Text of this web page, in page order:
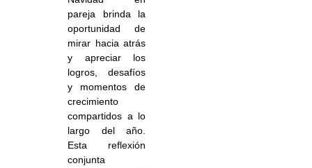
pareja brinda la
oportunidad de
mirar hacia atrás
y apreciar los
logros, desafíos
y momentos de
crecimiento
compartidos a lo
largo del año.
Esta reflexión
conjunta